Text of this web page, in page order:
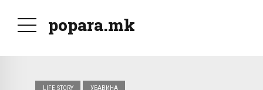
popara.mk
LIFE STORY УБАВИНА